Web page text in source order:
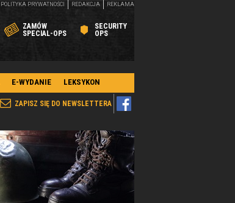
ZAMÓW
SPECIAL-OPS
SECURITY
OPS
POLITYKA PRYWATNOŚCI REDAKCJA REKLAMA
E-WYDANIE LEKSYKON
ZAPISZ SIĘ DO NEWSLETTERA